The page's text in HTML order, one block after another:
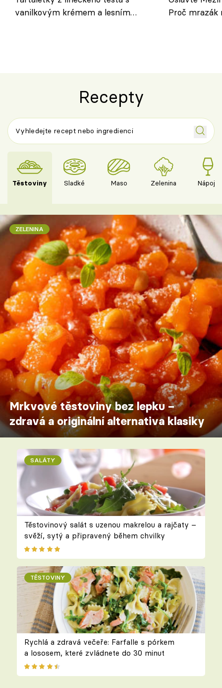
vanilkovým krémem a lesním
Proč
Recepty
Těstoviny Sladké Maso Zelenina Nápoje
ZELENINA
Mrkvové těstoviny bez lepku –
zdravá a originální alternativa klasiky
SALÁTY
Těstovinový salát s uzenou makrelou a rajčaty –
svěží, sytý a připravený během chvilky
TĚSTOVINY
Rychlá a zdravá večeře: Farfalle s pórkem
a lososem, které zvládnete do 30 minut